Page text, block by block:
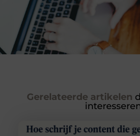
Gerelateerde artikelen